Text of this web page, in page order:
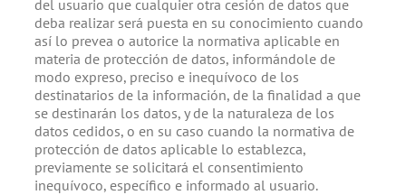
del usuario que cualquier otra cesión de datos que
deba realizar será puesta en su conocimiento cuando
así lo prevea o autorice la normativa aplicable en
materia de protección de datos, informándole de
modo expreso, preciso e inequívoco de los
destinatarios de la información, de la finalidad a que
se destinarán los datos, y de la naturaleza de los
datos cedidos, o en su caso cuando la normativa de
protección de datos aplicable lo establezca,
previamente se solicitará el consentimiento
inequívoco, específico e informado al usuario.